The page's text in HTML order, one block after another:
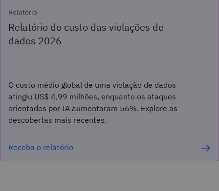
Relatório
Relatório do custo das violações de
dados 2026
O custo médio global de uma violação de dados
atingiu US$ 4,99 milhões, enquanto os ataques
orientados por IA aumentaram 56%. Explore as
descobertas mais recentes.
Receba o relatório